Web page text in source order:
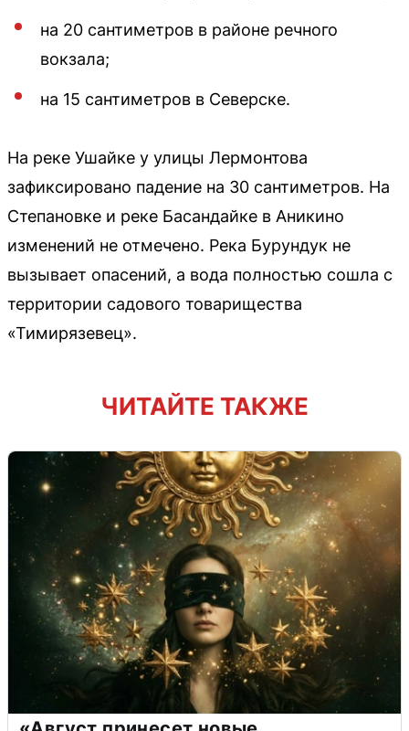
на 20 сантиметров в районе речного
вокзала;
на 15 сантиметров в Северске.
На реке Ушайке у улицы Лермонтова
зафиксировано падение на 30 сантиметров. На
Степановке и реке Басандайке в Аникино
изменений не отмечено. Река Бурундук не
вызывает опасений, а вода полностью сошла с
территории садового товарищества
«Тимирязевец».
ЧИТАЙТЕ ТАКЖЕ